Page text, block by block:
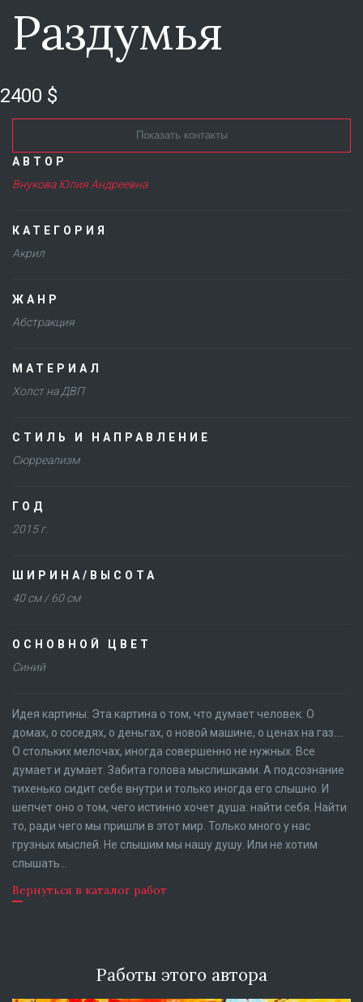
Раздумья
2400 $
Показать контакты
АВТОР
Внукова Юлия Андреевна
КАТЕГОРИЯ
Акрил
ЖАНР
Абстракция
МАТЕРИАЛ
Холст на ДВП
СТИЛЬ И НАПРАВЛЕНИЕ
Сюрреализм
ГОД
2015 г.
ШИРИНА/ВЫСОТА
40 см / 60 см
ОСНОВНОЙ ЦВЕТ
Синий
Идея картины: Эта картина о том, что думает человек. О
домах, о соседях, о деньгах, о новой машине, о ценах на газ….
О стольких мелочах, иногда совершенно не нужных. Все
думает и думает. Забита голова мыслишками. А подсознание
тихенько сидит себе внутри и только иногда его слышно. И
шепчет оно о том, чего истинно хочет душа: найти себя. Найти
то, ради чего мы пришли в этот мир. Только много у нас
грузных мыслей. Не слышим мы нашу душу. Или не хотим
слышать…
Вернуться в каталог работ
Работы этого автора